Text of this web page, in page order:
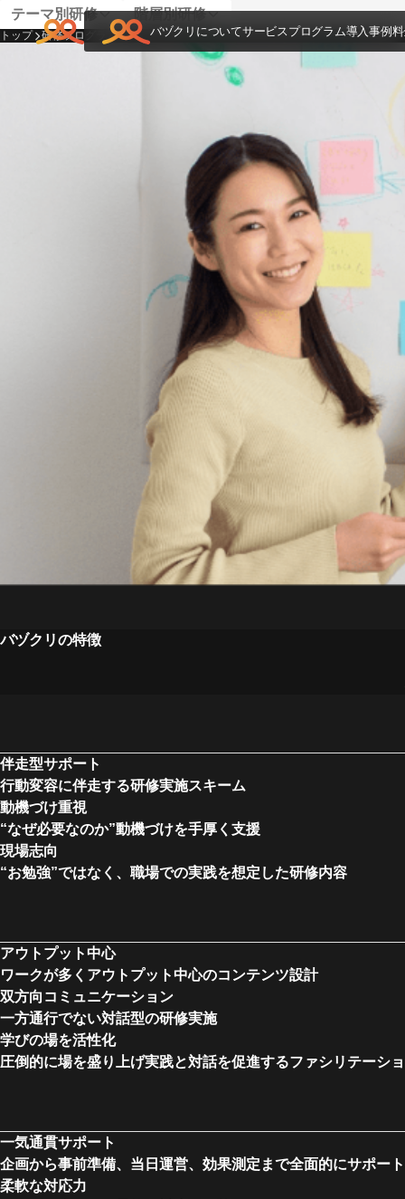
バヅクリについてサービスプログラム導入事例
テーマ別研修 階層別研修
トップ 研修プログラム
バヅクリの特徴
伴走型サポート
行動変容に伴走する研修実施スキーム
動機づけ重視
“なぜ必要なのか”動機づけを手厚く支援
現場志向
“お勉強”ではなく、職場での実践を想定した研修内容
アウトプット中心
ワークが多くアウトプット中心のコンテンツ設計
双方向コミュニケーション
一方通行でない対話型の研修実施
学びの場を活性化
圧倒的に場を盛り上げ実践と対話を促進するファシリテーシ
一気通貫サポート
企画から事前準備、当日運営、効果測定まで全面的にサポート
柔軟な対応力